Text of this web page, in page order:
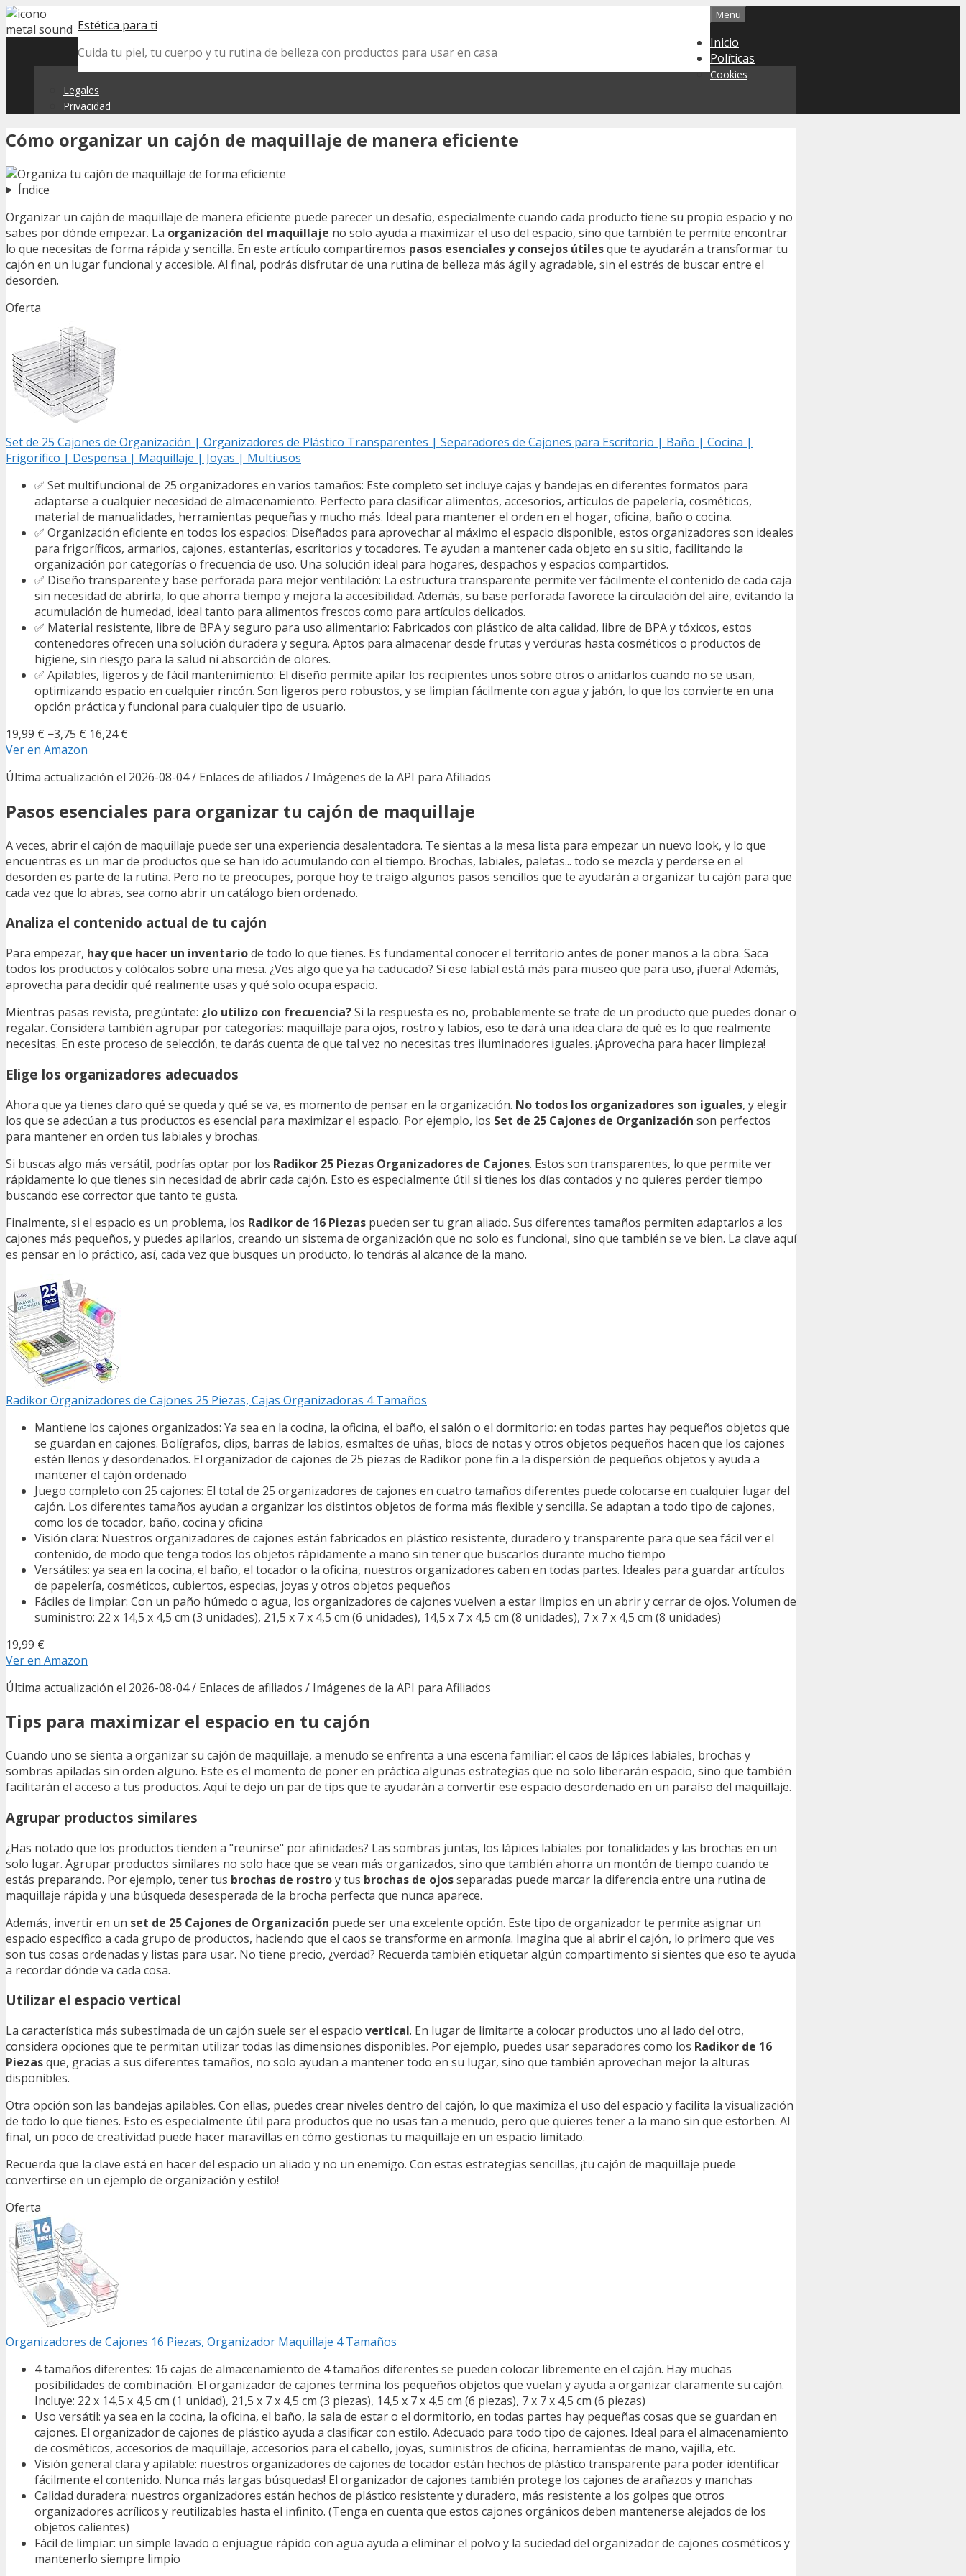
Skip
to
Estética para ti
Cuida tu piel, tu cuerpo y tu rutina de belleza con productos para usar en casa
Menu
Inicio
Políticas
Cookies
Legales
Privacidad
Cómo organizar un cajón de maquillaje de manera eficiente
Índice
Organizar un cajón de maquillaje de manera eficiente puede parecer un desafío, especialmente cuando cada producto tiene su propio espacio y no
sabes por dónde empezar. La organización del maquillaje no solo ayuda a maximizar el uso del espacio, sino que también te permite encontrar
lo que necesitas de forma rápida y sencilla. En este artículo compartiremos pasos esenciales y consejos útilesque te ayudarán a transformar tu
cajón en un lugar funcional y accesible. Al final, podrás disfrutar de una rutina de belleza más ágil y agradable, sin el estrés de buscar entre el
desorden.
Oferta
Set de 25 Cajones de Organización | Organizadores de Plástico Transparentes | Separadores de Cajones para Escritorio | Baño | Cocina |
Frigorífico | Despensa | Maquillaje | Joyas | Multiusos
✅ Set multifuncional de 25 organizadores en varios tamaños: Este completo set incluye cajas y bandejas en diferentes formatos para
adaptarse a cualquier necesidad de almacenamiento. Perfecto para clasificar alimentos, accesorios, artículos de papelería, cosméticos,
material de manualidades, herramientas pequeñas y mucho más. Ideal para mantener el orden en el hogar, oficina, baño o cocina.
✅ Organización eficiente en todos los espacios: Diseñados para aprovechar al máximo el espacio disponible, estos organizadores son ideales
para frigoríficos, armarios, cajones, estanterías, escritorios y tocadores. Te ayudan a mantener cada objeto en su sitio, facilitando la
organización por categorías o frecuencia de uso. Una solución ideal para hogares, despachos y espacios compartidos.
✅ Diseño transparente y base perforada para mejor ventilación: La estructura transparente permite ver fácilmente el contenido de cada caja
sin necesidad de abrirla, lo que ahorra tiempo y mejora la accesibilidad. Además, su base perforada favorece la circulación del aire, evitando la
acumulación de humedad, ideal tanto para alimentos frescos como para artículos delicados.
✅ Material resistente, libre de BPA y seguro para uso alimentario: Fabricados con plástico de alta calidad, libre de BPA y tóxicos, estos
contenedores ofrecen una solución duradera y segura. Aptos para almacenar desde frutas y verduras hasta cosméticos o productos de
higiene, sin riesgo para la salud ni absorción de olores.
✅ Apilables, ligeros y de fácil mantenimiento: El diseño permite apilar los recipientes unos sobre otros o anidarlos cuando no se usan,
optimizando espacio en cualquier rincón. Son ligeros pero robustos, y se limpian fácilmente con agua y jabón, lo que los convierte en una
opción práctica y funcional para cualquier tipo de usuario.
19,99 € −3,75 € 16,24 €
Ver en Amazon
Última actualización el 2026-08-04 / Enlaces de afiliados / Imágenes de la API para Afiliados
Pasos esenciales para organizar tu cajón de maquillaje
A veces, abrir el cajón de maquillaje puede ser una experiencia desalentadora. Te sientas a la mesa lista para empezar un nuevo look, y lo que
encuentras es un mar de productos que se han ido acumulando con el tiempo. Brochas, labiales, paletas... todo se mezcla y perderse en el
desorden es parte de la rutina. Pero no te preocupes, porque hoy te traigo algunos pasos sencillos que te ayudarán a organizar tu cajón para que
cada vez que lo abras, sea como abrir un catálogo bien ordenado.
Analiza el contenido actual de tu cajón
Para empezar, hay que hacer un inventariode todo lo que tienes. Es fundamental conocer el territorio antes de poner manos a la obra. Saca
todos los productos y colócalos sobre una mesa. ¿Ves algo que ya ha caducado? Si ese labial está más para museo que para uso, ¡fuera! Además,
aprovecha para decidir qué realmente usas y qué solo ocupa espacio.
Mientras pasas revista, pregúntate: ¿lo utilizo con frecuencia?Si la respuesta es no, probablemente se trate de un producto que puedes donar o
regalar. Considera también agrupar por categorías: maquillaje para ojos, rostro y labios, eso te dará una idea clara de qué es lo que realmente
necesitas. En este proceso de selección, te darás cuenta de que tal vez no necesitas tres iluminadores iguales. ¡Aprovecha para hacer limpieza!
Elige los organizadores adecuados
Ahora que ya tienes claro qué se queda y qué se va, es momento de pensar en la organización. No todos los organizadores son iguales, y elegir
los que se adecúan a tus productos es esencial para maximizar el espacio. Por ejemplo, los Set de 25 Cajones de Organización son perfectos
para mantener en orden tus labiales y brochas.
Si buscas algo más versátil, podrías optar por los Radikor 25 Piezas Organizadores de Cajones. Estos son transparentes, lo que permite ver
rápidamente lo que tienes sin necesidad de abrir cada cajón. Esto es especialmente útil si tienes los días contados y no quieres perder tiempo
buscando ese corrector que tanto te gusta.
Finalmente, si el espacio es un problema, los Radikor de 16 Piezas pueden ser tu gran aliado. Sus diferentes tamaños permiten adaptarlos a los
cajones más pequeños, y puedes apilarlos, creando un sistema de organización que no solo es funcional, sino que también se ve bien. La clave aquí
es pensar en lo práctico, así, cada vez que busques un producto, lo tendrás al alcance de la mano.
Radikor Organizadores de Cajones 25 Piezas, Cajas Organizadoras 4 Tamaños
Mantiene los cajones organizados: Ya sea en la cocina, la oficina, el baño, el salón o el dormitorio: en todas partes hay pequeños objetos que
se guardan en cajones. Bolígrafos, clips, barras de labios, esmaltes de uñas, blocs de notas y otros objetos pequeños hacen que los cajones
estén llenos y desordenados. El organizador de cajones de 25 piezas de Radikor pone fin a la dispersión de pequeños objetos y ayuda a
mantener el cajón ordenado
Juego completo con 25 cajones: El total de 25 organizadores de cajones en cuatro tamaños diferentes puede colocarse en cualquier lugar del
cajón. Los diferentes tamaños ayudan a organizar los distintos objetos de forma más flexible y sencilla. Se adaptan a todo tipo de cajones,
como los de tocador, baño, cocina y oficina
Visión clara: Nuestros organizadores de cajones están fabricados en plástico resistente, duradero y transparente para que sea fácil ver el
contenido, de modo que tenga todos los objetos rápidamente a mano sin tener que buscarlos durante mucho tiempo
Versátiles: ya sea en la cocina, el baño, el tocador o la oficina, nuestros organizadores caben en todas partes. Ideales para guardar artículos
de papelería, cosméticos, cubiertos, especias, joyas y otros objetos pequeños
Fáciles de limpiar: Con un paño húmedo o agua, los organizadores de cajones vuelven a estar limpios en un abrir y cerrar de ojos. Volumen de
suministro: 22 x 14,5 x 4,5 cm (3 unidades), 21,5 x 7 x 4,5 cm (6 unidades), 14,5 x 7 x 4,5 cm (8 unidades), 7 x 7 x 4,5 cm (8 unidades)
19,99 €
Ver en Amazon
Última actualización el 2026-08-04 / Enlaces de afiliados / Imágenes de la API para Afiliados
Tips para maximizar el espacio en tu cajón
Cuando uno se sienta a organizar su cajón de maquillaje, a menudo se enfrenta a una escena familiar: el caos de lápices labiales, brochas y
sombras apiladas sin orden alguno. Este es el momento de poner en práctica algunas estrategias que no solo liberarán espacio, sino que también
facilitarán el acceso a tus productos. Aquí te dejo un par de tips que te ayudarán a convertir ese espacio desordenado en un paraíso del maquillaje.
Agrupar productos similares
¿Has notado que los productos tienden a "reunirse" por afinidades? Las sombras juntas, los lápices labiales por tonalidades y las brochas en un
solo lugar. Agrupar productos similares no solo hace que se vean más organizados, sino que también ahorra un montón de tiempo cuando te
estás preparando. Por ejemplo, tener tus brochas de rostroy tus brochas de ojosseparadas puede marcar la diferencia entre una rutina de
maquillaje rápida y una búsqueda desesperada de la brocha perfecta que nunca aparece.
Además, invertir en un set de 25 Cajones de Organización puede ser una excelente opción. Este tipo de organizador te permite asignar un
espacio específico a cada grupo de productos, haciendo que el caos se transforme en armonía. Imagina que al abrir el cajón, lo primero que ves
son tus cosas ordenadas y listas para usar. No tiene precio, ¿verdad? Recuerda también etiquetar algún compartimento si sientes que eso te ayuda
a recordar dónde va cada cosa.
Utilizar el espacio vertical
La característica más subestimada de un cajón suele ser el espacio vertical. En lugar de limitarte a colocar productos uno al lado del otro,
considera opciones que te permitan utilizar todas las dimensiones disponibles. Por ejemplo, puedes usar separadores como los Radikor de 16
Piezasque, gracias a sus diferentes tamaños, no solo ayudan a mantener todo en su lugar, sino que también aprovechan mejor la alturas
disponibles.
Otra opción son las bandejas apilables. Con ellas, puedes crear niveles dentro del cajón, lo que maximiza el uso del espacio y facilita la visualización
de todo lo que tienes. Esto es especialmente útil para productos que no usas tan a menudo, pero que quieres tener a la mano sin que estorben. Al
final, un poco de creatividad puede hacer maravillas en cómo gestionas tu maquillaje en un espacio limitado.
Recuerda que la clave está en hacer del espacio un aliado y no un enemigo. Con estas estrategias sencillas, ¡tu cajón de maquillaje puede
convertirse en un ejemplo de organización y estilo!
Oferta
Organizadores de Cajones 16 Piezas, Organizador Maquillaje 4 Tamaños
4 tamaños diferentes: 16 cajas de almacenamiento de 4 tamaños diferentes se pueden colocar libremente en el cajón. Hay muchas
posibilidades de combinación. El organizador de cajones termina los pequeños objetos que vuelan y ayuda a organizar claramente su cajón.
Incluye: 22 x 14,5 x 4,5 cm (1 unidad), 21,5 x 7 x 4,5 cm (3 piezas), 14,5 x 7 x 4,5 cm (6 piezas), 7 x 7 x 4,5 cm (6 piezas)
Uso versátil: ya sea en la cocina, la oficina, el baño, la sala de estar o el dormitorio, en todas partes hay pequeñas cosas que se guardan en
cajones. El organizador de cajones de plástico ayuda a clasificar con estilo. Adecuado para todo tipo de cajones. Ideal para el almacenamiento
de cosméticos, accesorios de maquillaje, accesorios para el cabello, joyas, suministros de oficina, herramientas de mano, vajilla, etc.
Visión general clara y apilable: nuestros organizadores de cajones de tocador están hechos de plástico transparente para poder identificar
fácilmente el contenido. Nunca más largas búsquedas! El organizador de cajones también protege los cajones de arañazos y manchas
Calidad duradera: nuestros organizadores están hechos de plástico resistente y duradero, más resistente a los golpes que otros
organizadores acrílicos y reutilizables hasta el infinito. (Tenga en cuenta que estos cajones orgánicos deben mantenerse alejados de los
objetos calientes)
Fácil de limpiar: un simple lavado o enjuague rápido con agua ayuda a eliminar el polvo y la suciedad del organizador de cajones cosméticos y
mantenerlo siempre limpio